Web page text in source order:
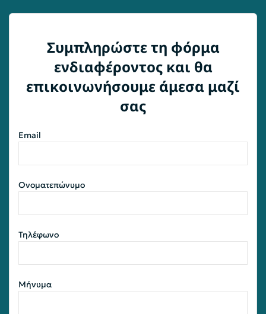
Συμπληρώστε τη φόρμα
ενδιαφέροντος και θα
επικοινωνήσουμε άμεσα μαζί
σας
Email
Ονοματεπώνυμο
Τηλέφωνο
Μήνυμα